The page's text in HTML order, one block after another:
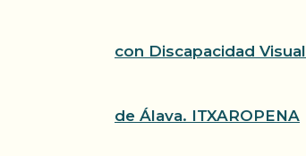
con Discapacidad Visual
de Álava. ITXAROPENA